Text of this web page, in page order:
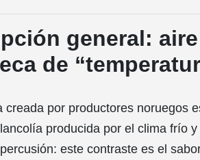
general:
de
creada por productores noruegos
producida por el clima frío
este contraste es el